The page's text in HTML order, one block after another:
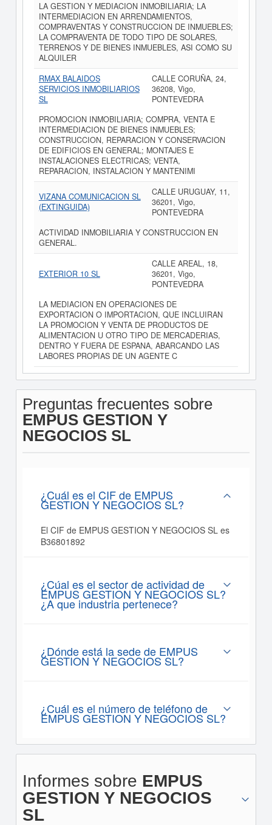
LA GESTION Y MEDIACION INMOBILIARIA; LA
INTERMEDIACION EN ARRENDAMIENTOS,
COMPRAVENTAS Y CONSTRUCCION DE INMUEBLES;
LA COMPRAVENTA DE TODO TIPO DE SOLARES,
TERRENOS Y DE BIENES INMUEBLES, ASI COMO SU
ALQUILER
RMAX BALAIDOS
SERVICIOS INMOBILIARIOS
SL
CALLE CORUÑA, 24,
36208, Vigo,
PONTEVEDRA
PROMOCION INMOBILIARIA; COMPRA, VENTA E
INTERMEDIACION DE BIENES INMUEBLES;
CONSTRUCCION, REPARACION Y CONSERVACION
DE EDIFICIOS EN GENERAL; MONTAJES E
INSTALACIONES ELECTRICAS; VENTA,
REPARACION, INSTALACION Y MANTENIMI
VIZANA COMUNICACION SL
(EXTINGUIDA)
CALLE URUGUAY, 11,
36201, Vigo,
PONTEVEDRA
ACTIVIDAD INMOBILIARIA Y CONSTRUCCION EN
GENERAL.
EXTERIOR 10 SL
CALLE AREAL, 18,
36201, Vigo,
PONTEVEDRA
LA MEDIACION EN OPERACIONES DE
EXPORTACION O IMPORTACION, QUE INCLUIRAN
LA PROMOCION Y VENTA DE PRODUCTOS DE
ALIMENTACION U OTRO TIPO DE MERCADERIAS,
DENTRO Y FUERA DE ESPANA, ABARCANDO LAS
LABORES PROPIAS DE UN AGENTE C
Preguntas frecuentes sobre
EMPUS GESTION Y
NEGOCIOS SL
¿Cuál es el CIF de EMPUS
GESTION Y NEGOCIOS SL?
El CIF de EMPUS GESTION Y NEGOCIOS SL es
B36801892
¿Cúal es el sector de actividad de
EMPUS GESTION Y NEGOCIOS SL?
¿A que industria pertenece?
¿Dónde está la sede de EMPUS
GESTION Y NEGOCIOS SL?
¿Cuál es el número de teléfono de
EMPUS GESTION Y NEGOCIOS SL?
Informes sobre EMPUS
GESTION Y NEGOCIOS
SL